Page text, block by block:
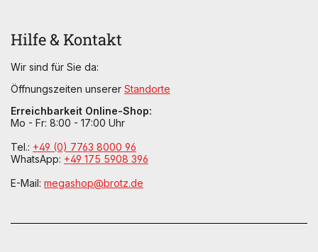
Hilfe & Kontakt
Wir sind für Sie da:
Öffnungszeiten unserer Standorte
Erreichbarkeit Online-Shop:
Mo - Fr: 8:00 - 17:00 Uhr
Tel.: +49 (0) 7763 8000 96
WhatsApp: +49 175 5908 396
E-Mail: megashop@brotz.de